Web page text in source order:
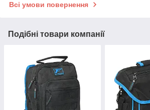
Всі умови повернення
Подібні товари компанії